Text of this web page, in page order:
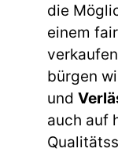
die
einem
bürgen
und
auch auf